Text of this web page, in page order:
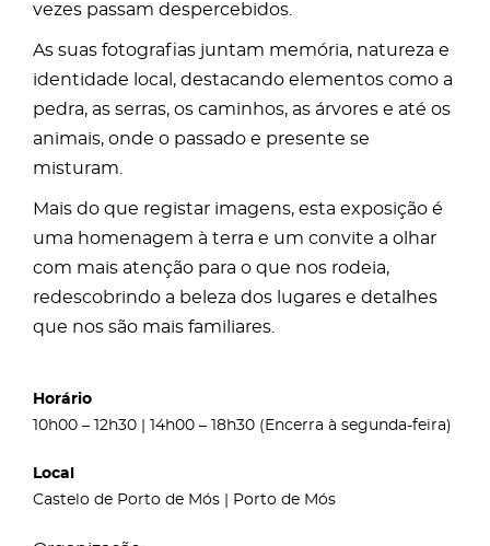
vezes passam despercebidos.
As suas fotografias juntam memória, natureza e
identidade local, destacando elementos como a
pedra, as serras, os caminhos, as árvores e até os
animais, onde o passado e presente se
misturam.
Mais do que registar imagens, esta exposição é
uma homenagem à terra e um convite a olhar
com mais atenção para o que nos rodeia,
redescobrindo a beleza dos lugares e detalhes
que nos são mais familiares.
Horário
10h00 – 12h30 | 14h00 – 18h30 (Encerra à segunda-feira)
Local
Castelo de Porto de Mós | Porto de Mós